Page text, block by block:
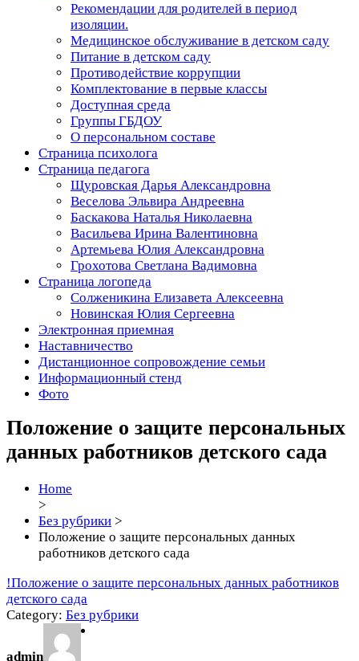
Рекомендации для родителей в период
изоляции.
Медицинское обслуживание в детском саду
Питание в детском саду
Противодействие коррупции
Комплектование в первые классы
Доступная среда
Группы ГБДОУ
О персональном составе
Страница психолога
Страница педагога
Щуровская Дарья Александровна
Веселова Эльвира Андреевна
Баскакова Наталья Николаевна
Васильева Ирина Валентиновна
Артемьева Юлия Александровна
Грохотова Светлана Вадимовна
Страница логопеда
Солженикина Елизавета Алексеевна
Новинская Юлия Сергеевна
Электронная приемная
Наставничество
Дистанционное сопровождение семьи
Информационный стенд
Фото
Положение о защите персональных
данных работников детского сада
Home
>
Без рубрики >
Положение о защите персональных данных
работников детского сада
!Положение о защите персональных данных работников
детского сада
Category: Без рубрики
admin